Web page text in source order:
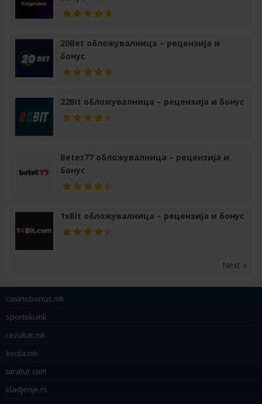
20Bet обложувалница – рецензија и
бонус
22Bit обложувалница – рецензија и бонус
Betet77 обложувалница – рецензија и
бонус
1xBit обложувалница – рецензија и бонус
Next »
casinobonus.mk
sportski.mk
rezultat.mk
kvota.mk
taratur.com
kladjenje.rs